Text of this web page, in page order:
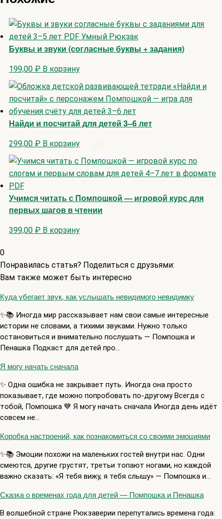
Буквы и звуки (согласные буквы + задания)
199,00 ₽ В корзину
Найди и посчитай для детей 3–6 лет
299,00 ₽ В корзину
Учимся читать с Помпошкой — игровой курс для
первых шагов в чтении
399,00 ₽ В корзину
0
Понравилась статья? Поделиться с друзьями:
Вам также может быть интересно
Куда убегает звук, как услышать невидимого невидимку
✨📚 Иногда мир рассказывает нам свои самые интересные
истории не словами, а тихими звуками. Нужно только
остановиться и внимательно послушать — Помпошка и
Пенашка Подкаст для детей про…
Я могу начать сначала
✨ Одна ошибка не закрывает путь. Иногда она просто
показывает, где можно попробовать по-другому Всегда с
тобой, Помпошка 💙 Я могу начать сначала Иногда день идёт
совсем не…
Коробка настроений, как познакомиться со своими эмоциями
✨📚 Эмоции похожи на маленьких гостей внутри нас. Одни
смеются, другие грустят, третьи топают ногами, но каждой
важно сказать: «Я тебя вижу, я тебя слышу» — Помпошка и…
Сказка о временах года для детей — Помпошка и Пенашка
В волшебной стране Рюкзаверии перепутались времена года: